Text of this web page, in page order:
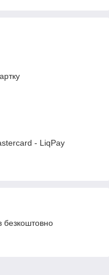
- LiqPay
безкоштовно